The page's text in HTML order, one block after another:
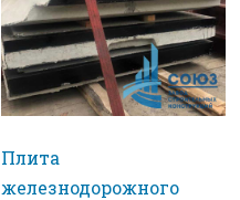
Плита
железнодорожного